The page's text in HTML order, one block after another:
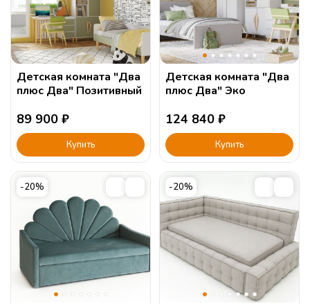
Детская комната "Два
плюс Два" Позитивный
89 900 ₽
Купить
Детская комната "Два
плюс Два" Эко
124 840 ₽
Купить
-20% -20%